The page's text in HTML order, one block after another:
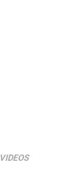
VIDEOS